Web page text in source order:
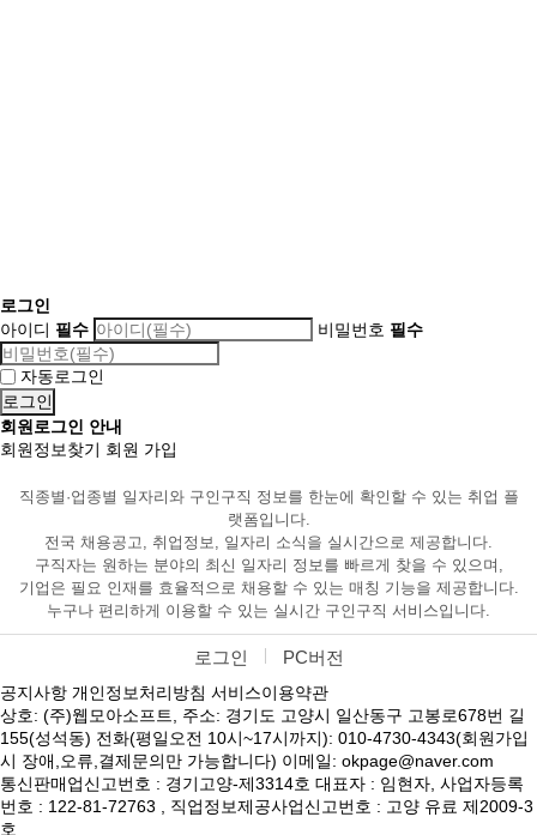
로그인
아이디 필수 비밀번호 필수
자동로그인
회원로그인 안내
회원정보찾기 회원 가입
직종별·업종별 일자리와 구인구직 정보를 한눈에 확인할 수 있는 취업 플
랫폼입니다.
전국 채용공고, 취업정보, 일자리 소식을 실시간으로 제공합니다.
구직자는 원하는 분야의 최신 일자리 정보를 빠르게 찾을 수 있으며,
기업은 필요 인재를 효율적으로 채용할 수 있는 매칭 기능을 제공합니다.
누구나 편리하게 이용할 수 있는 실시간 구인구직 서비스입니다.
로그인 PC버전
공지사항 개인정보처리방침 서비스이용약관
상호: (주)웹모아소프트, 주소: 경기도 고양시 일산동구 고봉로678번 길
155(성석동) 전화(평일오전 10시~17시까지): 010-4730-4343(회원가입
시 장애,오류,결제문의만 가능합니다) 이메일: okpage@naver.com
통신판매업신고번호 : 경기고양-제3314호 대표자 : 임현자, 사업자등록
번호 : 122-81-72763 , 직업정보제공사업신고번호 : 고양 유료 제2009-3
호